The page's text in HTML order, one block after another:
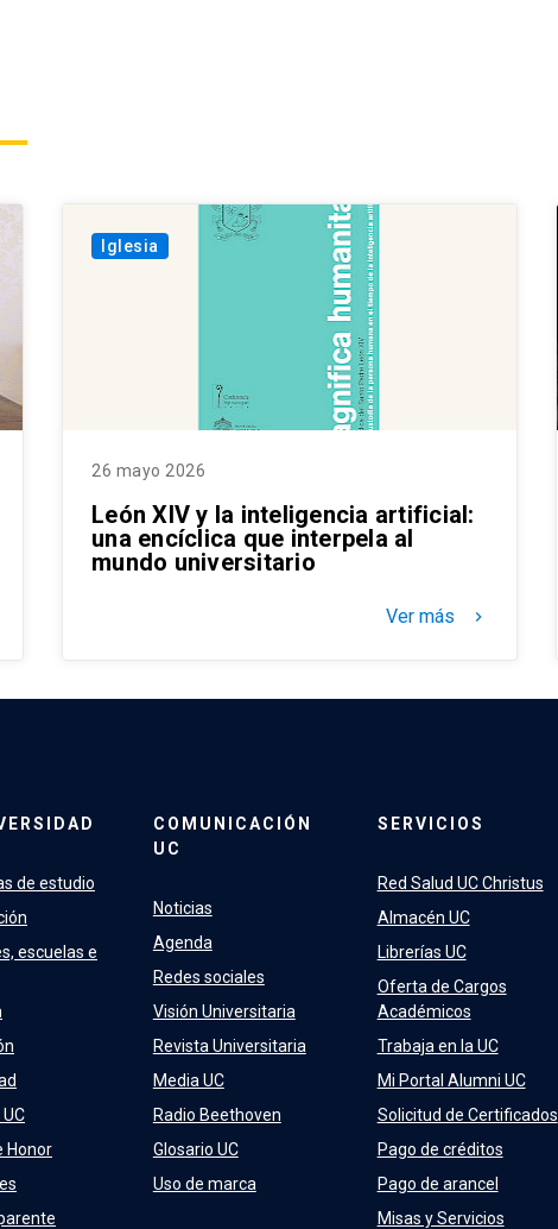
Iglesia
26 mayo 2026
León XIV y la inteligencia artificial:
una encíclica que interpela al
mundo universitario
Ver más keyboard_arrow_right
de estudio
escuelas e
Honor
COMUNICACIÓN
UC
Noticias
Agenda
Redes sociales
Visión Universitaria
Revista Universitaria
Media UC
Radio Beethoven
Glosario UC
Uso de marca
SERVICIOS
Red Salud UC Christus
Almacén UC
Librerías UC
Oferta de Cargos
Académicos
Trabaja en la UC
Mi Portal Alumni UC
Solicitud de Certificados
Pago de créditos
Pago de arancel
Misas y Servicios